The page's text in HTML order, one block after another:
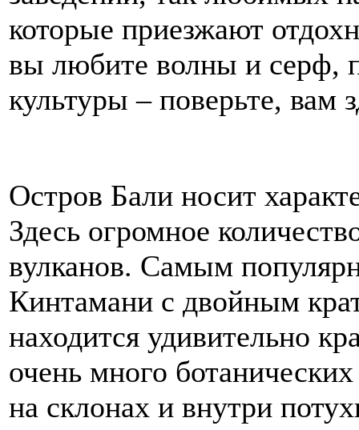
которые приезжают
вы любите волны и серф,
культуры – поверьте, вам
Остров Бали носит
Здесь огромное
вулканов. Самым
Кинтамани с двойным
находится удивительно
очень много
на склонах и внутри